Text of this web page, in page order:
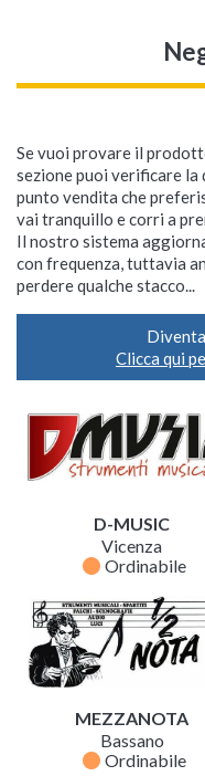
Se vuoi provare il
sezione puoi verificare
punto vendita che
vai tranquillo e corri a
Il nostro sistema
con frequenza, tuttavia
perdere qualche stacco...
Clicca qui
D-MUSIC
Vicenza
fiber_manual_record Ordinabile
MEZZANOTA
Bassano
fiber_manual_record Ordinabile